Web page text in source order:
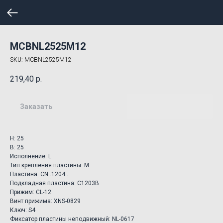
MCBNL2525M12
SKU: MCBNL2525M12
219,40 р.
Заказать
H: 25
B: 25
Исполнение: L
Тип крепления пластины: M
Пластина: CN..1204..
Подкладная пластина: C1203B
Прижим: CL-12
Винт прижима: XNS-0829
Ключ: S4
Фиксатор пластины неподвижный: NL-0617